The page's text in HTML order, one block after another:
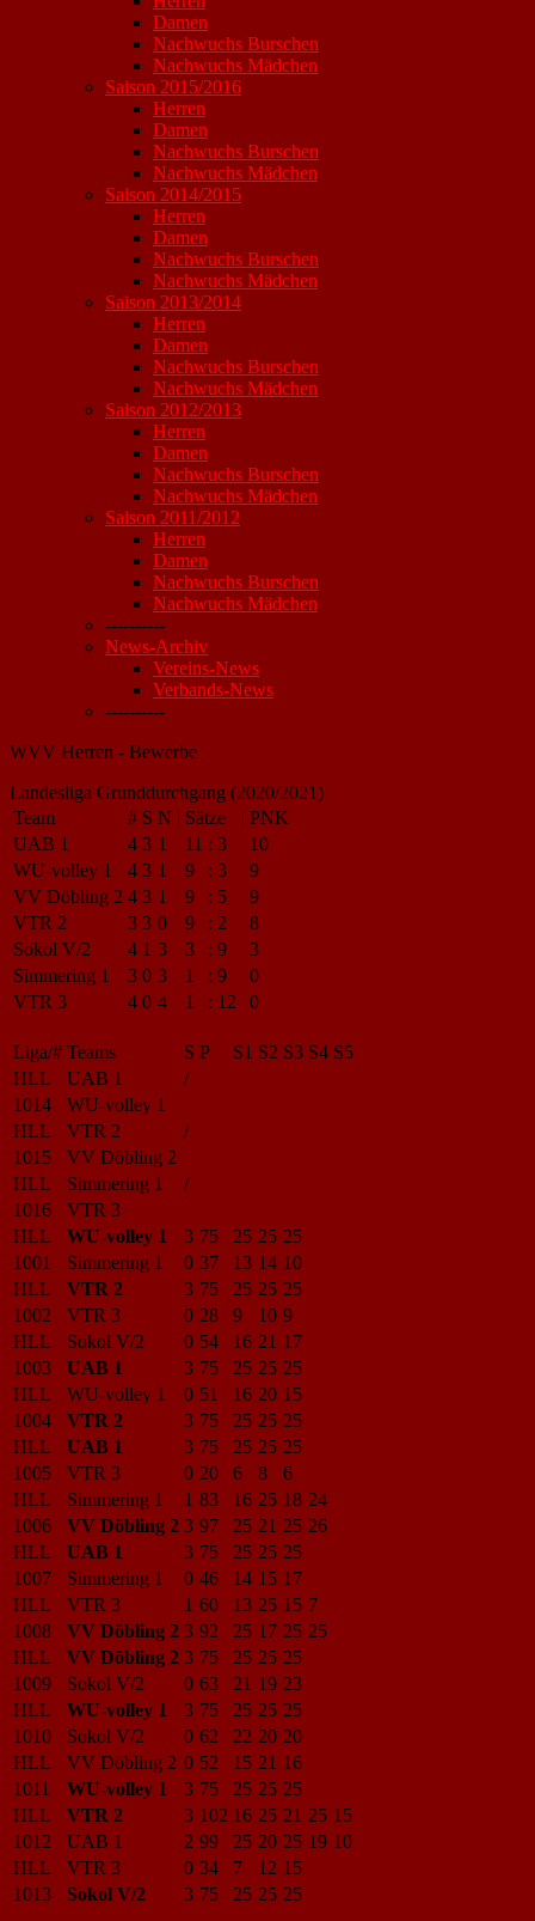
Damen
Nachwuchs Burschen
Nachwuchs Mädchen
Saison 2015/2016
Herren
Damen
Nachwuchs Burschen
Nachwuchs Mädchen
Saison 2014/2015
Herren
Damen
Nachwuchs Burschen
Nachwuchs Mädchen
Saison 2013/2014
Herren
Damen
Nachwuchs Burschen
Nachwuchs Mädchen
Saison 2012/2013
Herren
Damen
Nachwuchs Burschen
Nachwuchs Mädchen
Saison 2011/2012
Herren
Damen
Nachwuchs Burschen
Nachwuchs Mädchen
----------
News-Archiv
Vereins-News
Verbands-News
----------
WVV Herren - Bewerbe
Landesliga Grunddurchgang (2020/2021)
Team
# S N | Sätze | PNK
UAB 1
4 3 1 11 : 3
10
WU-volley 1
4 3 1 9 : 3
9
VV Döbling 2 4 3 1 9 : 5
9
VTR 2
3 3 0 9 : 2
8
Sokol V/2
4 1 3 3 : 9
3
Simmering 1
3 0 3 1 : 9
0
VTR 3
4 0 4 1 : 12 0
Liga/# Teams S P S1 S2 S3 S4 S5
HLL
UAB 1
/
1014
WU-volley 1
HLL
VTR 2
/
1015
VV Döbling 2
HLL
Simmering 1
/
1016
VTR 3
HLL
WU-volley 1 3 75 25 25 25
1001
Simmering 1 0 37 13 14 10
HLL
VTR 2 3 75 25 25 25
1002
VTR 3 0 28 9 10 9
HLL
Sokol V/2 0 54 16 21 17
1003
UAB 1 3 75 25 25 25
HLL
WU-volley 1 0 51 16 20 15
1004
VTR 2 3 75 25 25 25
HLL
UAB 1 3 75 25 25 25
1005
VTR 3 0 20 6 8
6
HLL
Simmering 1 1 83 16 25 18 24
1006
VV Döbling 2 3 97 25 21 25 26
HLL
UAB 1 3 75 25 25 25
1007
Simmering 1 0 46 14 15 17
HLL
VTR 3 1 60 13 25 15 7
1008
VV Döbling 2 3 92 25 17 25 25
HLL
VV Döbling 2 3 75 25 25 25
1009
Sokol V/2 0 63 21 19 23
HLL
WU-volley 1 3 75 25 25 25
1010
Sokol V/2 0 62 22 20 20
HLL
VV Döbling 2 0 52 15 21 16
1011
WU-volley 1 3 75 25 25 25
HLL
VTR 2 3 102 16 25 21 25 15
1012
UAB 1 2 99 25 20 25 19 10
HLL
VTR 3 0 34 7 12 15
1013
Sokol V/2 3 75 25 25 25